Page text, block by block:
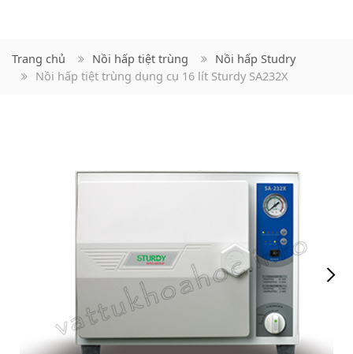
Trang chủ Nồi hấp tiệt trùng
Nồi hấp Studry
Nồi hấp tiệt trùng dụng cụ 16 lít Sturdy SA232X